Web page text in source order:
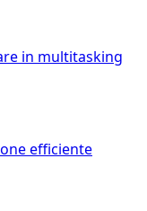
in multitasking
efficiente